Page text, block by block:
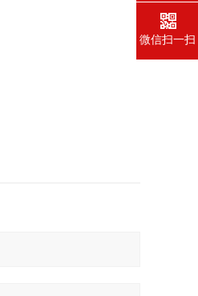
微信扫一扫